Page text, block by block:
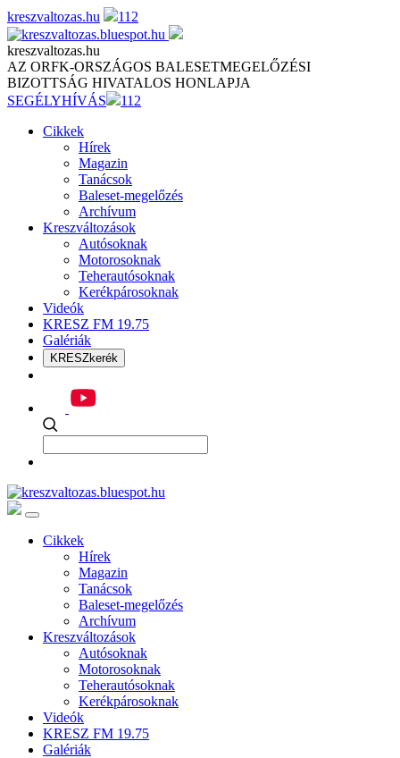
Skip
to
content
kreszvaltozas.hu 112
kreszvaltozas.hu
AZ ORFK-ORSZÁGOS BALESETMEGELŐZÉSI
BIZOTTSÁG HIVATALOS HONLAPJA
SEGÉLYHÍVÁS
112
Cikkek
Hírek
Magazin
Tanácsok
Baleset-megelőzés
Archívum
Kreszváltozások
Autósoknak
Motorosoknak
Teherautósoknak
Kerékpárosoknak
Videók
KRESZ FM 19.75
Galériák
KRESZkerék
Cikkek
Hírek
Magazin
Tanácsok
Baleset-megelőzés
Archívum
Kreszváltozások
Autósoknak
Motorosoknak
Teherautósoknak
Kerékpárosoknak
Videók
KRESZ FM 19.75
Galériák